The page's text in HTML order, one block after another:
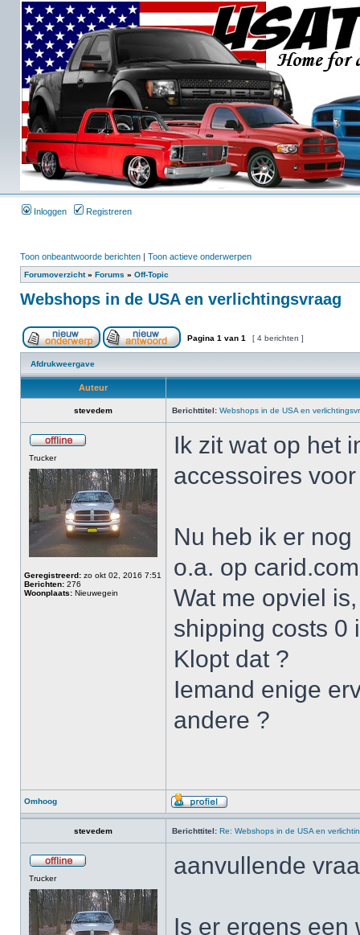
Inloggen Registreren
Toon onbeantwoorde berichten | Toon actieve onderwerpen
Forumoverzicht» Forums » Off-Topic
Webshops in de USA en verlichtingsvraag
Pagina 1 van 1 [ 4 berichten ]
Afdrukweergave
Auteur
stevedem Berichttitel: Webshops in de USA en
Trucker
Geregistreerd: zo okt 02, 2016 7:51
Berichten: 276
Woonplaats: Nieuwegein
Ik zit wat op het
accessoires
Nu heb ik er
o.a. op
Wat me opviel
shipping costs 0
Klopt dat ?
Iemand enige
andere ?
Omhoog
stevedem Berichttitel: Re: Webshops in de USA en
Trucker aanvullende
Is er ergens een